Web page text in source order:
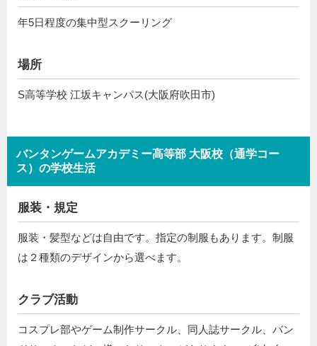
年5日程度の集中型スクーリング
場所
S高等学校 江坂キャンパス(大阪府吹田市)
バンタンゲームアカデミー高等部 大阪校（通学コー
ス）の学校生活
服装・規定
服装・髪型などは自由です。指定の制服もあります。制服
は２種類のデザインから選べます。
クラブ活動
コスプレ部やゲーム制作サークル、同人誌サークル、バン